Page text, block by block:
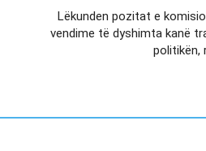
Lëkunden pozitat e
vendime të dyshimta kanë
politikën,